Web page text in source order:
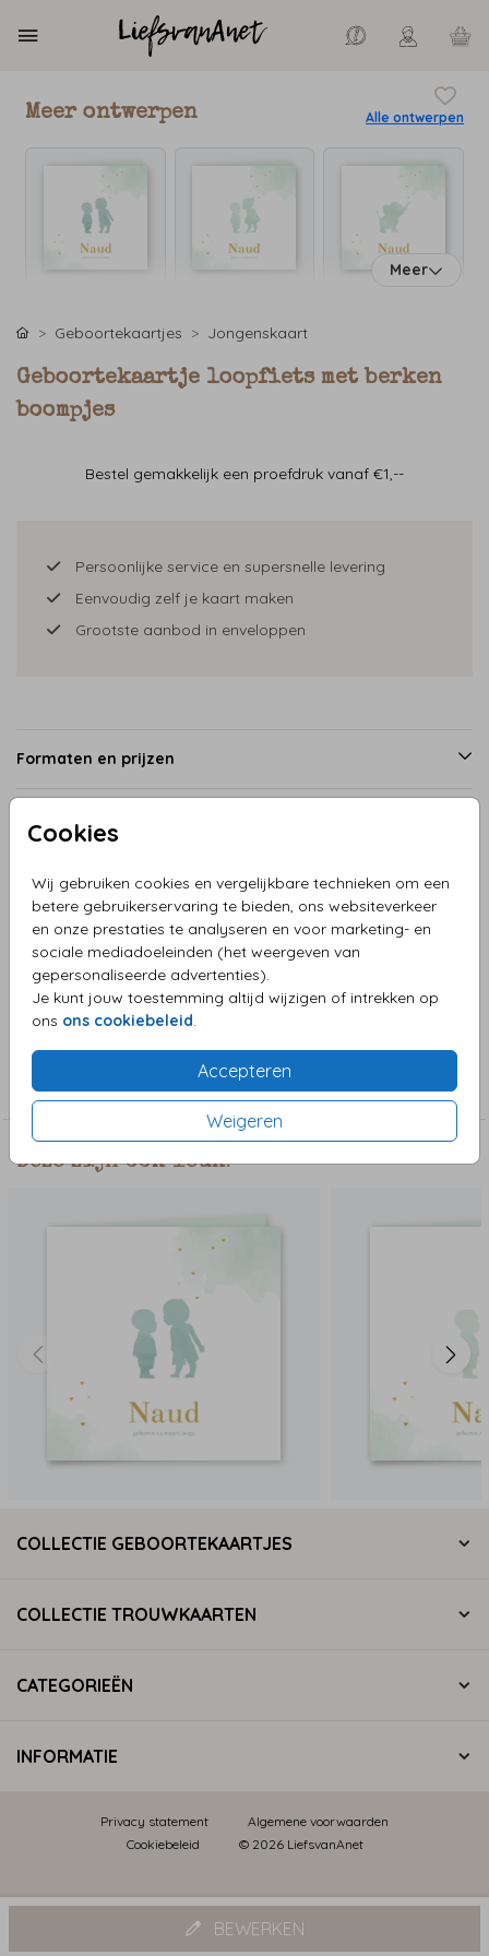
Cookies
Wij gebruiken cookies en vergelijkbare technieken om een
betere gebruikerservaring te bieden, ons websiteverkeer
en onze prestaties te analyseren en voor marketing- en
sociale mediadoeleinden (het weergeven van
gepersonaliseerde advertenties).
Je kunt jouw toestemming altijd wijzigen of intrekken op
ons ons cookiebeleid
Accepteren
Weigeren
Meer ontwerpen Alle ontwerpen
Meer
Geboortekaartjes Jongenskaart
Geboortekaartje loopfiets met berken
boompjes
Bestel gemakkelijk een proefdruk vanaf €1,--
Persoonlijke service en supersnelle levering
Eenvoudig zelf je kaart maken
Grootste aanbod in enveloppen
Formaten en prijzen
Productinformatie
Omschrijving
Geboortekaartje loopfiets met berken boompjes. Deze
kaart is naar wens aanpasbaar. In de clipart zijn veel leuke
afbeeldingen.
Collectie
Jongenskaart
Deze zijn ook leuk!
BEWERKEN
COLLECTIE GEBOORTEKAARTJES
COLLECTIE TROUWKAARTEN
CATEGORIEËN
INFORMATIE
Privacy statement
Algemene voorwaarden
Cookiebeleid
© 2026 LiefsvanAnet